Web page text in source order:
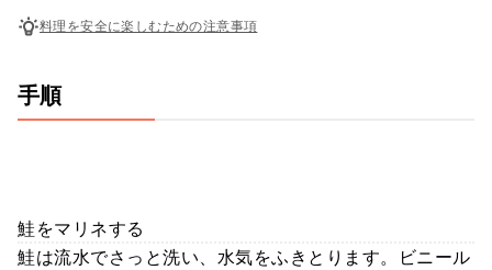
料理を安全に楽しむための注意事項
手順
鮭をマリネする
鮭は流水でさっと洗い、水気をふきとります。ビニール